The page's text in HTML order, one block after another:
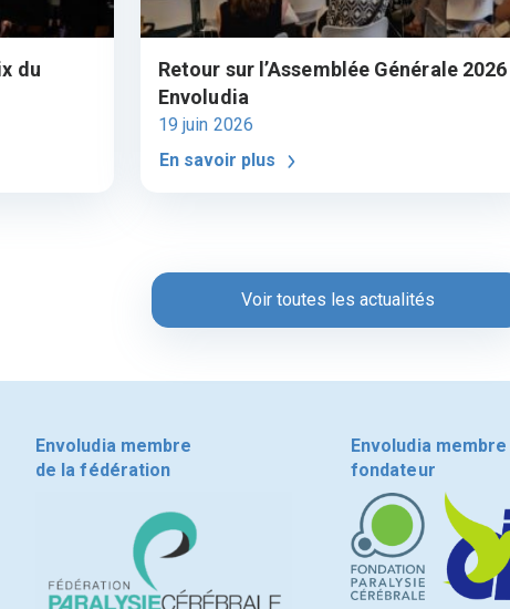
du
Retour sur l’Assemblée Générale 2026
Envoludia
19 juin 2026
En savoir plus
Voir toutes les actualités
Envoludia membre
de la fédération
Envoludia membre
fondateur